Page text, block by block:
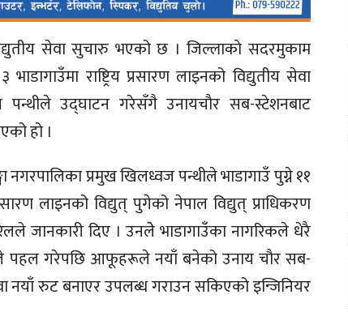
सेवा सुचारु भएको छ । जिल्लाकाे सदरमुकाम
राष्ट्रिय प्रसारण लाइनको विद्युतीय सेवा
पन्थीले उद्घाटन गरेसँगै उनायचाैर सब-स्टेशनबाट
हो ।
प्रमुख खिलध्वज पन्थीले भाडागाउँ पुग्ने ११
लाइनको विद्युत् पुगेको नेपाल विद्युत् प्राधिकरण
जानकारी दिए । उनलेे भाडागाउँका नागरिकले धेरै
पहल गरेपछि आफूहरूले नयाँ बनेको उनाय चाैर सब-
नयाँ रुट बनाएर उपलब्ध गराउन सकिएको इन्जिनियर